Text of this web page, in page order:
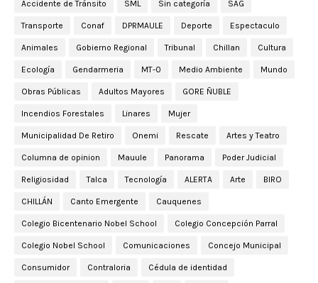
Accidente de Tránsito SML Sin categoría SAG
Transporte Conaf DPRMAULE Deporte Espectaculo
Animales Gobierno Regional Tribunal Chillan Cultura
Ecología Gendarmeria MT-0 Medio Ambiente Mundo
Obras Públicas Adultos Mayores GORE ÑUBLE
Incendios Forestales Linares Mujer
Municipalidad De Retiro Onemi Rescate Artes y Teatro
Columna de opinion Mauule Panorama Poder Judicial
Religiosidad Talca Tecnología ALERTA Arte BIRO
CHILLÁN Canto Emergente Cauquenes
Colegio Bicentenario Nobel School Colegio Concepción Parral
Colegio Nobel School Comunicaciones Concejo Municipal
Consumidor Contraloria Cédula de identidad